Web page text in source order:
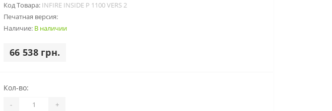
Код Товара: INFIRE INSIDE P 1100 VERS 2
Печатная версия:
Наличие: В наличии
66 538 грн.
Кол-во:
- +